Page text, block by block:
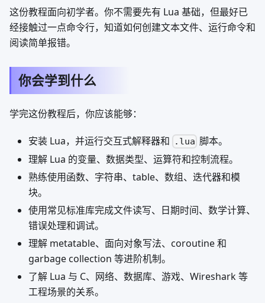
这份教程面向初学者。你不需要先有 Lua 基础，但最好已
经接触过一点命令行，知道如何创建文本文件、运行命令和
阅读简单报错。
你会学到什么
学完这份教程后，你应该能够：
安装 Lua，并运行交互式解释器和 .lua 脚本。
理解 Lua 的变量、数据类型、运算符和控制流程。
熟练使用函数、字符串、table、数组、迭代器和模
块。
使用常见标准库完成文件读写、日期时间、数学计算、
错误处理和调试。
理解 metatable、面向对象写法、coroutine 和
garbage collection 等进阶机制。
了解 Lua 与 C、网络、数据库、游戏、Wireshark 等
工程场景的关系。